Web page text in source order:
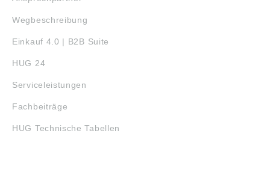
Wegbeschreibung
Einkauf 4.0 | B2B Suite
HUG 24
Serviceleistungen
Fachbeiträge
HUG Technische Tabellen